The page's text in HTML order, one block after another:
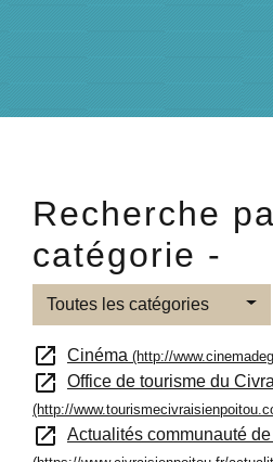
Recherche
catégorie -
Toutes les catégories
open_in_new Cinéma (http://
open_in_new Office de tourisme du
(http://
open_in_new Actualités communauté